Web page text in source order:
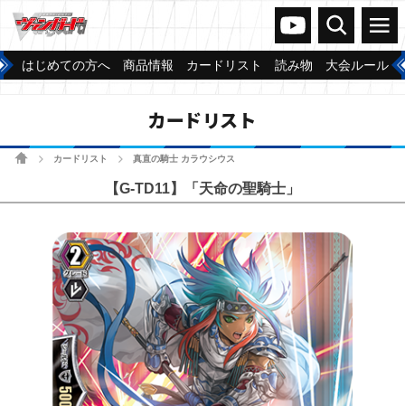
ヴァンガードch
検索 メニュー
はじめての方へ 商品情報 カードリスト 読み物 大会ルール
カードリスト
ホームカードリスト 真直の騎士 カラウシウス
【G-TD11】「天命の聖騎士」